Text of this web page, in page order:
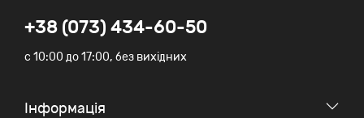
+38 (073) 434-60-50
c 10:00 до 17:00, без вихідних
Iнформація